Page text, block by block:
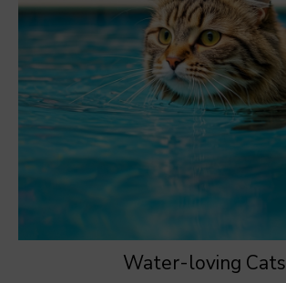
Water-loving Cats